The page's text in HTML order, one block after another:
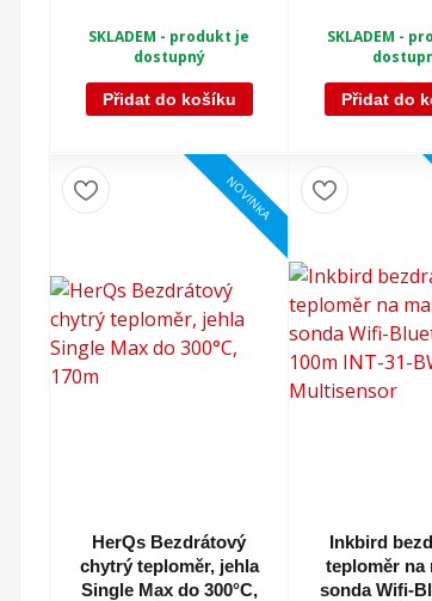
SKLADEM - produkt je
dostupný
Přidat do košíku
SKLADEM -
Přidat do
NOVINKA
HerQs Bezdrátový
chytrý teploměr, jehla
Single Max do 300°C,
Inkbird
teploměr na
sonda Wifi-